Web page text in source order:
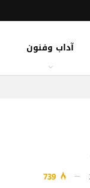
آداب وفنون